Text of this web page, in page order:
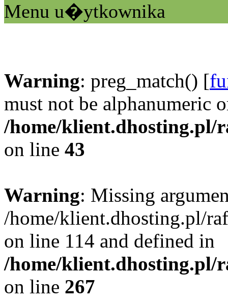
Menu u�ytkownika
Warning: preg_match() [
must not be alphanumeric
/home/klient.dhosting.pl/
on line 43
Warning: Missing
/home/klient.dhosting.pl/
on line 114 and defined in
/home/klient.dhosting.pl/
on line 267